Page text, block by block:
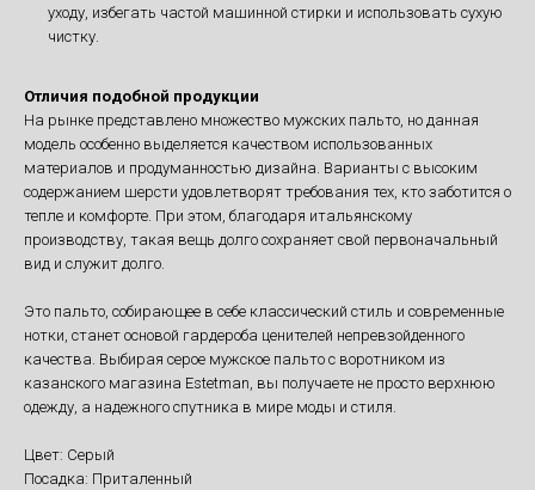
уходу, избегать частой машинной стирки и использовать сухую
чистку.
Отличия подобной продукции
На рынке представлено множество мужских пальто, но данная
модель особенно выделяется качеством использованных
материалов и продуманностью дизайна. Варианты с высоким
содержанием шерсти удовлетворят требования тех, кто заботится о
тепле и комфорте. При этом, благодаря итальянскому
производству, такая вещь долго сохраняет свой первоначальный
вид и служит долго.
Это пальто, собирающее в себе классический стиль и современные
нотки, станет основой гардероба ценителей непревзойденного
качества. Выбирая серое мужское пальто с воротником из
казанского магазина Estetman, вы получаете не просто верхнюю
одежду, а надежного спутника в мире моды и стиля.
Цвет: Серый
Посадка: Приталенный